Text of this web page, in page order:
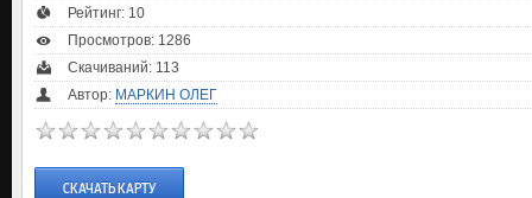
Рейтинг: 10
Просмотров: 1286
Скачиваний: 113
Автор: МАРКИН ОЛЕГ
СКАЧАТЬ КАРТУ